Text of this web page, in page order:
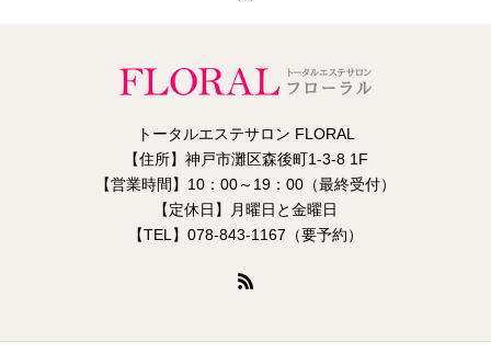
トータルエステサロン FLORAL
【住所】神戸市灘区森後町1-3-8 1F
【営業時間】10：00～19：00（最終受付）
【定休日】月曜日と金曜日
【TEL】078-843-1167（要予約）